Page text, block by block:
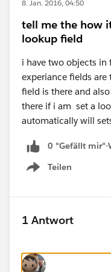
8. Jan. 2016, 04:50
tell me the how
lookup field
i have two objects
experiance fields
field is there and
there if i am set a
automatically will
0 "Gefällt mir"-
Teilen
Show menu
1 Antwort